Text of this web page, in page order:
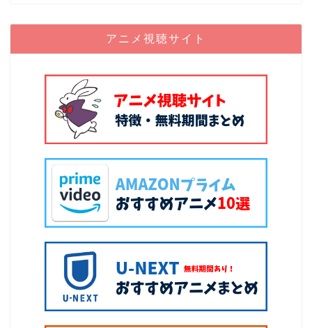
アニメ視聴サイト